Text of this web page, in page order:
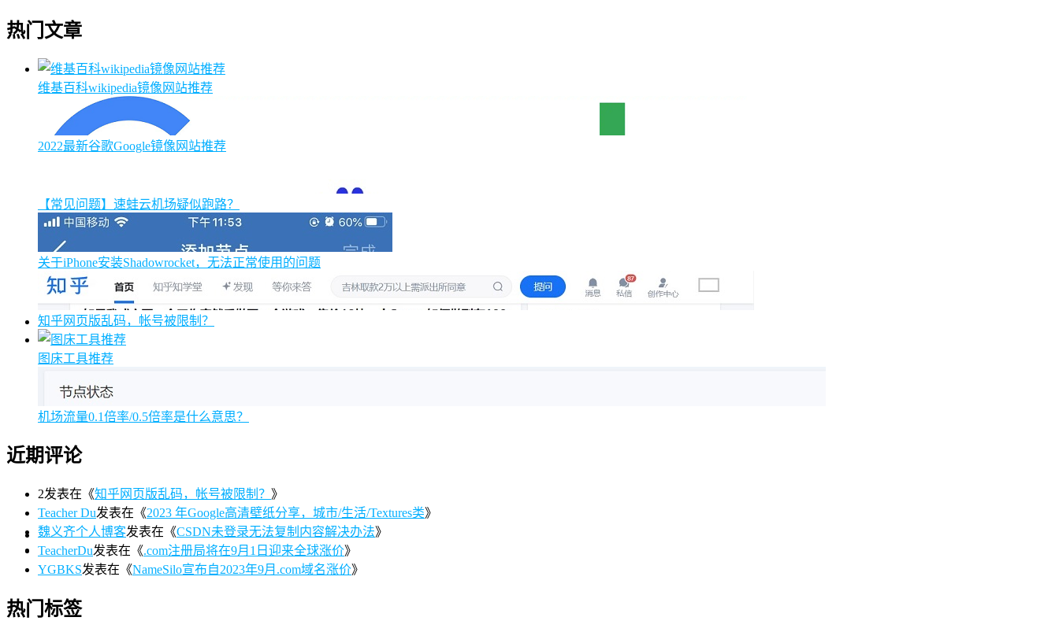
热门文章
维基百科wikipedia镜像网站推荐
2022最新谷歌Google镜像网站推荐
【常见问题】速蛙云机场疑似跑路？
关于iPhone安装Shadowrocket，无法正常使用的问题
知乎网页版乱码，帐号被限制？
图床工具推荐
机场流量0.1倍率/0.5倍率是什么意思？
近期评论
2发表在《知乎网页版乱码，帐号被限制？ 》
Teacher Du发表在《2023 年Google高清壁纸分享，城市/生活/Textures类》
魏义齐个人博客发表在《CSDN未登录无法复制内容解决办法》
TeacherDu发表在《.com注册局将在9月1日迎来全球涨价》
YGBKS发表在《NameSilo宣布自2023年9月.com域名涨价》
热门标签